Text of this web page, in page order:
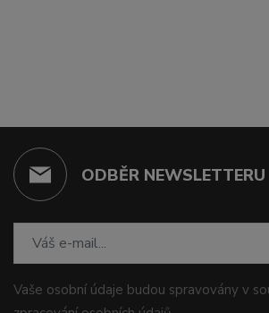
ODBĚR NEWSLETTERU
Vaše osobní údaje budou spravovány v